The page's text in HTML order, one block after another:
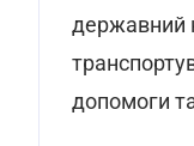
державний
допомоги